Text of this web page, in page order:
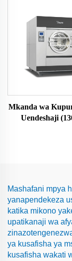
Mkanda wa
Uendeshaji
Mashafani mpya
yanapendekeza
katika mikono
upatikanaji wa
ya kusafisha ya
kusafisha wakati